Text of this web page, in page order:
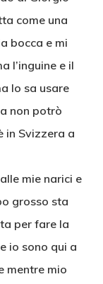
come una
bocca e mi
l’inguine e il
lo sa usare
non potrò
in Svizzera a
mie narici e
grosso sta
per fare la
io sono qui a
mentre mio